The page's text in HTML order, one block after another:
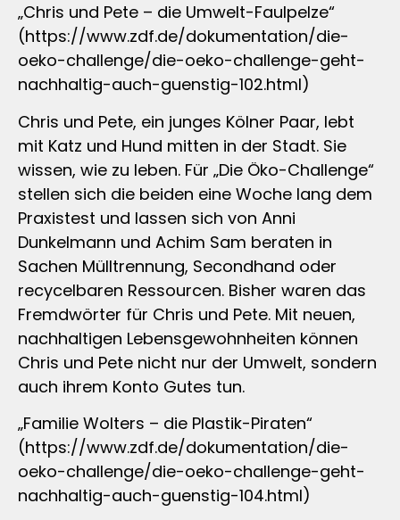
„Chris und Pete – die Umwelt-Faulpelze“
(https://www.zdf.de/dokumentation/die-
oeko-challenge/die-oeko-challenge-geht-
nachhaltig-auch-guenstig-102.html)
Chris und Pete, ein junges Kölner Paar, lebt
mit Katz und Hund mitten in der Stadt. Sie
wissen, wie zu leben. Für „Die Öko-Challenge“
stellen sich die beiden eine Woche lang dem
Praxistest und lassen sich von Anni
Dunkelmann und Achim Sam beraten in
Sachen Mülltrennung, Secondhand oder
recycelbaren Ressourcen. Bisher waren das
Fremdwörter für Chris und Pete. Mit neuen,
nachhaltigen Lebensgewohnheiten können
Chris und Pete nicht nur der Umwelt, sondern
auch ihrem Konto Gutes tun.
„Familie Wolters – die Plastik-Piraten“
(https://www.zdf.de/dokumentation/die-
oeko-challenge/die-oeko-challenge-geht-
nachhaltig-auch-guenstig-104.html)